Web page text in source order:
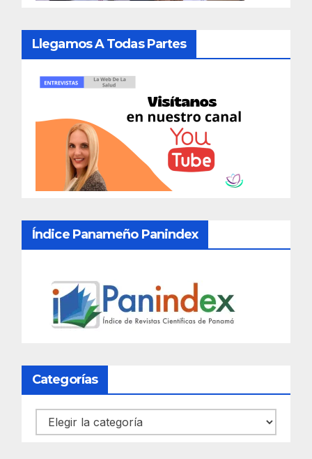
Llegamos A Todas Partes
Índice Panameño Panindex
Categorías
Categorías